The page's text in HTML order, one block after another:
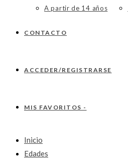
A partir de 14 años
CONTACTO
ACCEDER/REGISTRARSE
MIS FAVORITOS -
Inicio
Edades